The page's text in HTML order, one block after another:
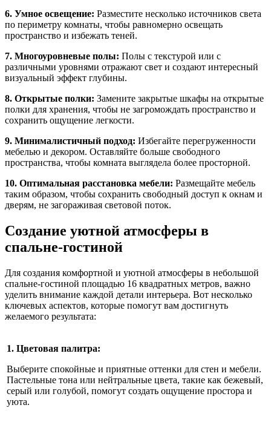
6. Умное освещение: Разместите несколько источников света
по периметру комнаты, чтобы равномерно освещать
пространство и избежать теней.
7. Многоуровневые полы: Полы с текстурой или с
различными уровнями отражают свет и создают интересный
визуальный эффект глубины.
8. Открытые полки: Замените закрытые шкафы на открытые
полки для хранения, чтобы не загромождать пространство и
сохранить ощущение легкости.
9. Минималистичный подход: Избегайте перегруженности
мебелью и декором. Оставляйте больше свободного
пространства, чтобы комната выглядела более просторной.
10. Оптимальная расстановка мебели: Размещайте мебель
таким образом, чтобы сохранить свободный доступ к окнам и
дверям, не загораживая световой поток.
Создание уютной атмосферы в
спальне-гостиной
Для создания комфортной и уютной атмосферы в небольшой
спальне-гостиной площадью 16 квадратных метров, важно
уделить внимание каждой детали интерьера. Вот несколько
ключевых аспектов, которые помогут вам достигнуть
желаемого результата:
1. Цветовая палитра:
Выберите спокойные и приятные оттенки для стен и мебели.
Пастельные тона или нейтральные цвета, такие как бежевый,
серый или голубой, помогут создать ощущение простора и
уюта.